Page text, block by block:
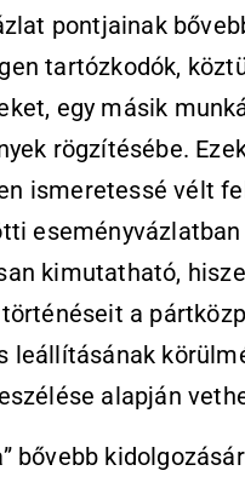
pontjainak
tartózkodók,
egy másik
rögzítésébe.
ismeretessé vélt
kimutatható,
a
leállításának
alapján
bővebb